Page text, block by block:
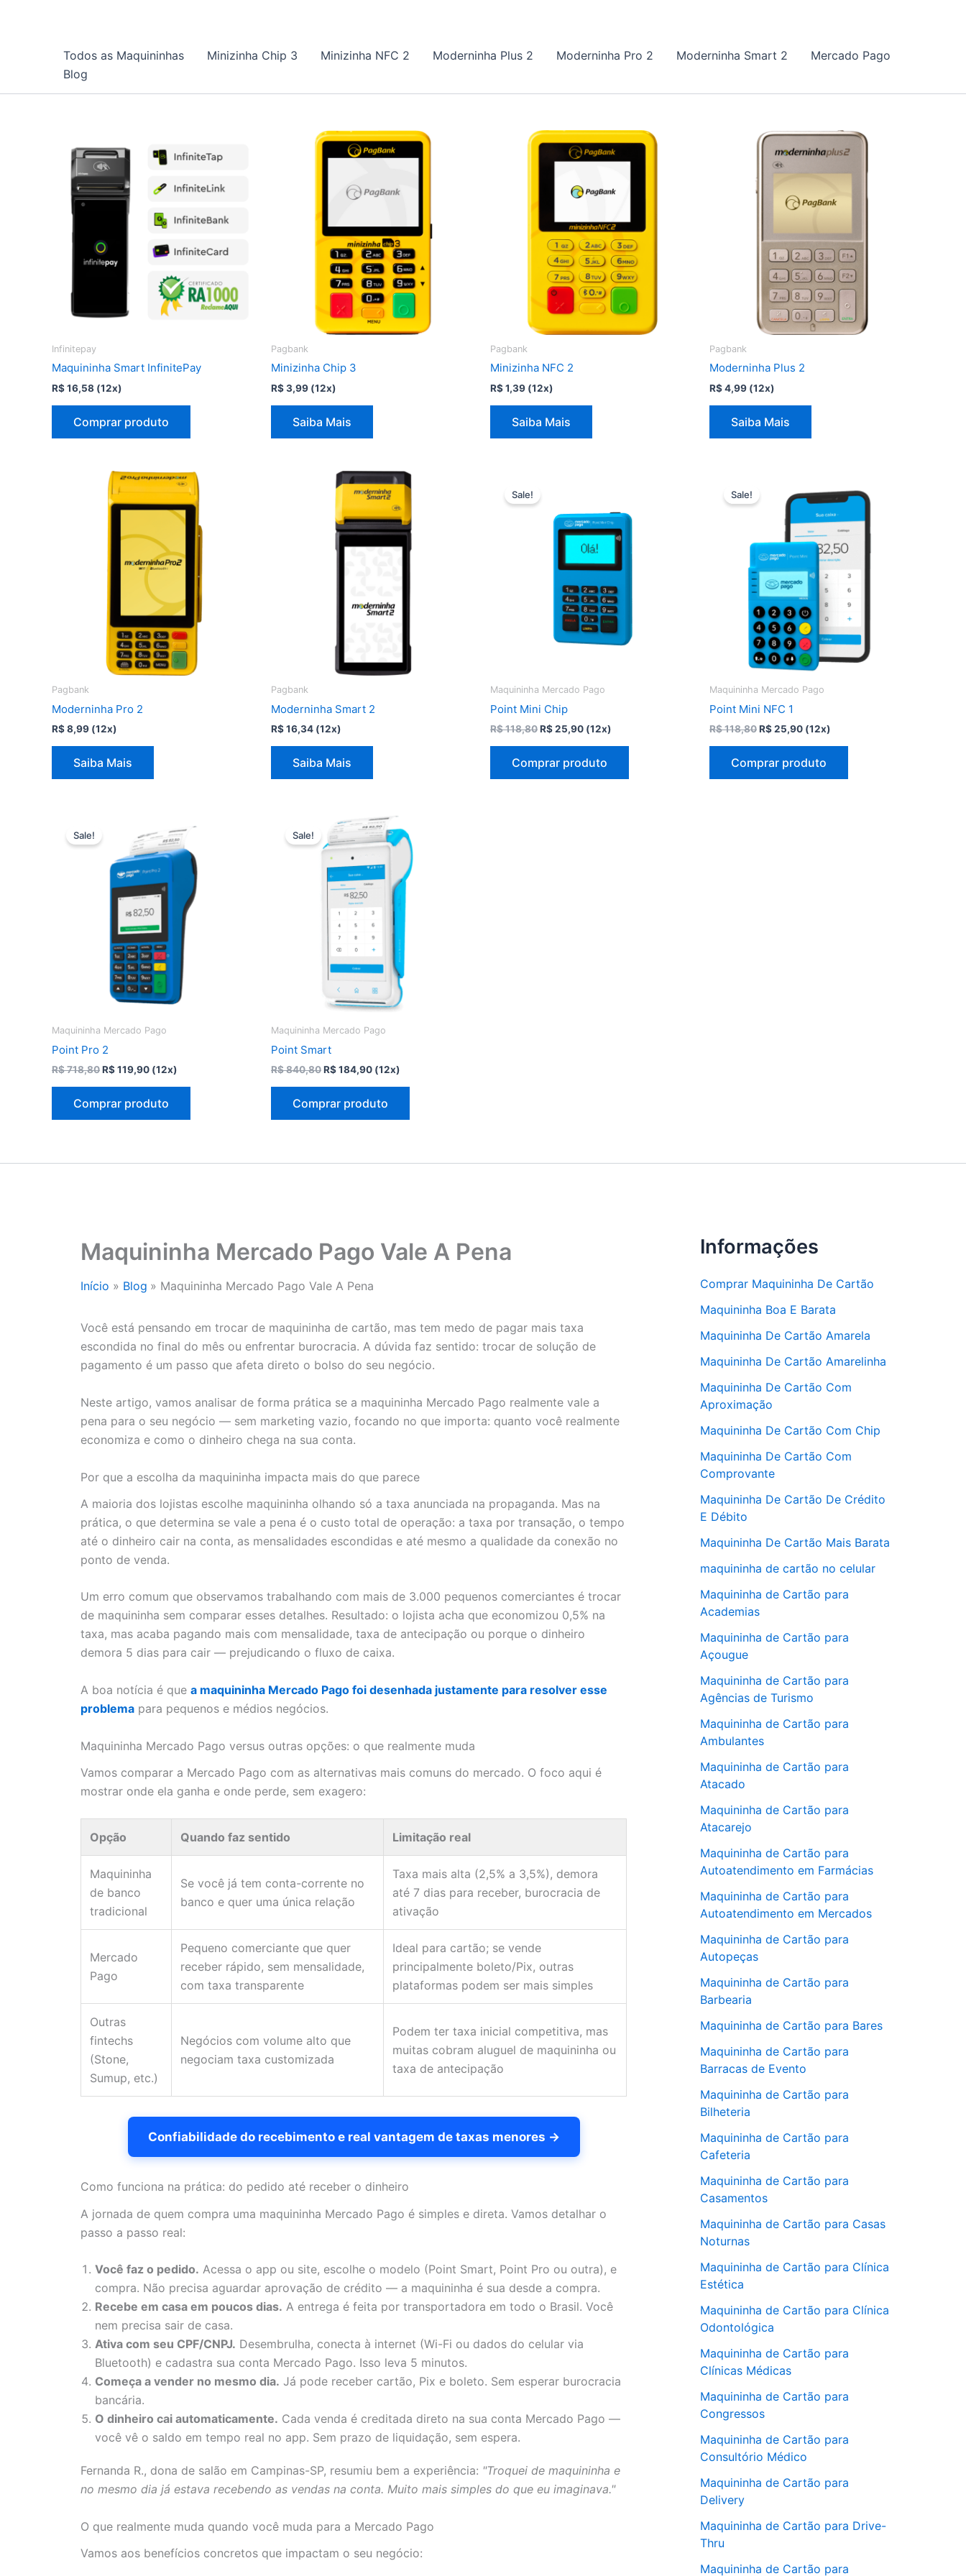
Todos as Maquininhas Minizinha Chip 3 Minizinha NFC 2 Moderninha Plus 2 Moderninha Pro 2 Moderninha Smart 2
Mercado Pago
Blog
Infinitepay
Maquininha Smart InfinitePay
R$16,58 (12x)
Comprar produto
Pagbank
Minizinha Chip 3
R$3,99 (12x)
Saiba Mais
Pagbank
Minizinha NFC 2
R$1,39 (12x)
Saiba Mais
Pagbank
Moderninha Plus 2
R$4,99 (12x)
Saiba Mais
Pagbank
Moderninha Pro 2
R$8,99 (12x)
Saiba Mais
Pagbank
Moderninha Smart 2
R$16,34 (12x)
Saiba Mais
Sale!
Maquininha Mercado Pago
Point Mini Chip
R$118,80O
era:
R$ 118,80.
R$25,90O
é:
R$ 25,90.
(12x)
Comprar produto
Sale!
Maquininha Mercado Pago
Point Mini NFC 1
R$118,80O
era:
R$ 118,80.
R$25,90O
é:
R$ 25,90.
(12x)
Comprar produto
Sale!
Maquininha Mercado Pago
Point Pro 2
R$718,80O
era:
R$ 718,80.
R$119,90O
é:
R$ 119,90.
(12x)
Comprar produto
Sale!
Maquininha Mercado Pago
Point Smart
R$840,80O
era:
R$ 840,80.
R$184,90O
é:
R$ 184,90.
(12x)
Comprar produto
Maquininha Mercado Pago Vale A Pena
Início Blog Maquininha Mercado Pago Vale A Pena
Você está pensando em trocar de maquininha de cartão, mas tem medo de pagar mais taxa
escondida no final do mês ou enfrentar burocracia. A dúvida faz sentido: trocar de solução de
pagamento é um passo que afeta direto o bolso do seu negócio.
Neste artigo, vamos analisar de forma prática se a maquininha Mercado Pago realmente vale a
pena para o seu negócio — sem marketing vazio, focando no que importa: quanto você realmente
economiza e como o dinheiro chega na sua conta.
Por que a escolha da maquininha impacta mais do que parece
A maioria dos lojistas escolhe maquininha olhando só a taxa anunciada na propaganda. Mas na
prática, o que determina se vale a pena é o custo total de operação: a taxa por transação, o tempo
até o dinheiro cair na conta, as mensalidades escondidas e até mesmo a qualidade da conexão no
ponto de venda.
Um erro comum que observamos trabalhando com mais de 3.000 pequenos comerciantes é trocar
de maquininha sem comparar esses detalhes. Resultado: o lojista acha que economizou 0,5% na
taxa, mas acaba pagando mais com mensalidade, taxa de antecipação ou porque o dinheiro
demora 5 dias para cair — prejudicando o fluxo de caixa.
A boa notícia é que a maquininha Mercado Pago foi desenhada justamente para resolver esse
problema para pequenos e médios negócios.
Maquininha Mercado Pago versus outras opções: o que realmente muda
Vamos comparar a Mercado Pago com as alternativas mais comuns do mercado. O foco aqui é
mostrar onde ela ganha e onde perde, sem exagero:
Opção Quando faz sentido Limitação real
Maquininha
de banco
tradicional
Se você já tem conta-corrente no
banco e quer uma única relação
Taxa mais alta (2,5% a 3,5%), demora
até 7 dias para receber, burocracia de
ativação
Mercado
Pago
Pequeno comerciante que quer
receber rápido, sem mensalidade,
com taxa transparente
Ideal para cartão; se vende
principalmente boleto/Pix, outras
plataformas podem ser mais simples
Outras
fintechs
(Stone,
Sumup, etc.)
Negócios com volume alto que
negociam taxa customizada
Podem ter taxa inicial competitiva, mas
muitas cobram aluguel de maquininha ou
taxa de antecipação
Confiabilidade do recebimento e real vantagem de taxas menores →
Como funciona na prática: do pedido até receber o dinheiro
A jornada de quem compra uma maquininha Mercado Pago é simples e direta. Vamos detalhar o
passo a passo real:
Você faz o pedido. Acessa o app ou site, escolhe o modelo (Point Smart, Point Pro ou outra), e
compra. Não precisa aguardar aprovação de crédito — a maquininha é sua desde a compra.
Recebe em casa em poucos dias. A entrega é feita por transportadora em todo o Brasil. Você
nem precisa sair de casa.
Ativa com seu CPF/CNPJ. Desembrulha, conecta à internet (Wi-Fi ou dados do celular via
Bluetooth) e cadastra sua conta Mercado Pago. Isso leva 5 minutos.
Começa a vender no mesmo dia. Já pode receber cartão, Pix e boleto. Sem esperar burocracia
bancária.
O dinheiro cai automaticamente. Cada venda é creditada direto na sua conta Mercado Pago —
você vê o saldo em tempo real no app. Sem prazo de liquidação, sem espera.
Fernanda R., dona de salão em Campinas-SP, resumiu bem a experiência: "Troquei de maquininha e
no mesmo dia já estava recebendo as vendas na conta. Muito mais simples do que eu imaginava."
O que realmente muda quando você muda para a Mercado Pago
Vamos aos benefícios concretos que impactam o seu negócio:
Informações
Comprar Maquininha De Cartão
Maquininha Boa E Barata
Maquininha De Cartão Amarela
Maquininha De Cartão Amarelinha
Maquininha De Cartão Com
Aproximação
Maquininha De Cartão Com Chip
Maquininha De Cartão Com
Comprovante
Maquininha De Cartão De Crédito
E Débito
Maquininha De Cartão Mais Barata
maquininha de cartão no celular
Maquininha de Cartão para
Academias
Maquininha de Cartão para
Açougue
Maquininha de Cartão para
Agências de Turismo
Maquininha de Cartão para
Ambulantes
Maquininha de Cartão para
Atacado
Maquininha de Cartão para
Atacarejo
Maquininha de Cartão para
Autoatendimento em Farmácias
Maquininha de Cartão para
Autoatendimento em Mercados
Maquininha de Cartão para
Autopeças
Maquininha de Cartão para
Barbearia
Maquininha de Cartão para Bares
Maquininha de Cartão para
Barracas de Evento
Maquininha de Cartão para
Bilheteria
Maquininha de Cartão para
Cafeteria
Maquininha de Cartão para
Casamentos
Maquininha de Cartão para Casas
Noturnas
Maquininha de Cartão para Clínica
Estética
Maquininha de Cartão para Clínica
Odontológica
Maquininha de Cartão para
Clínicas Médicas
Maquininha de Cartão para
Congressos
Maquininha de Cartão para
Consultório Médico
Maquininha de Cartão para
Delivery
Maquininha de Cartão para Drive-
Thru
Maquininha de Cartão para